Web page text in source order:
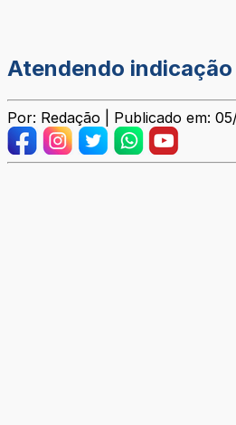
Atendendo indicação
Por: Redação | Publicado em: